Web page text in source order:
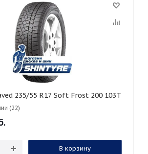
Gislaved 235/55 R17 Soft Frost 200 103T
(22)
В корзину